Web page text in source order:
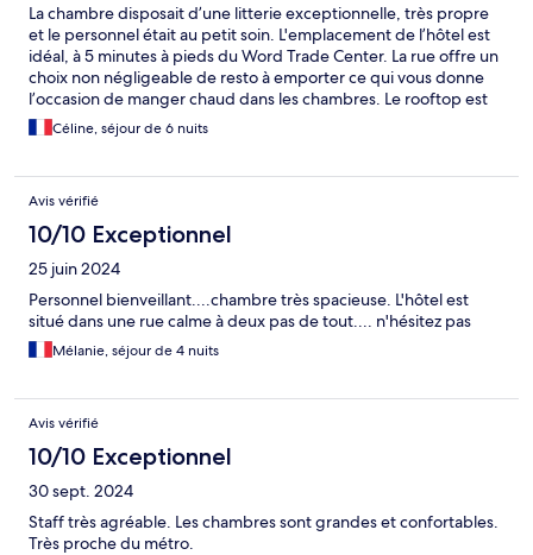
La chambre disposait d’une litterie exceptionnelle, très propre
et le personnel était au petit soin. L'emplacement de l’hôtel est
idéal, à 5 minutes à pieds du Word Trade Center. La rue offre un
choix non négligeable de resto à emporter ce qui vous donne
l’occasion de manger chaud dans les chambres. Le rooftop est
top.Céline, séjour de 6 nuits
Avis vérifié
10/10 Exceptionnel
25 juin 2024
Personnel bienveillant....chambre très spacieuse. L'hôtel est
situé dans une rue calme à deux pas de tout.... n'hésitez pas
Mélanie, séjour de 4 nuits
Avis vérifié
10/10 Exceptionnel
30 sept. 2024
Staff très agréable. Les chambres sont grandes et confortables.
Très proche du métro.